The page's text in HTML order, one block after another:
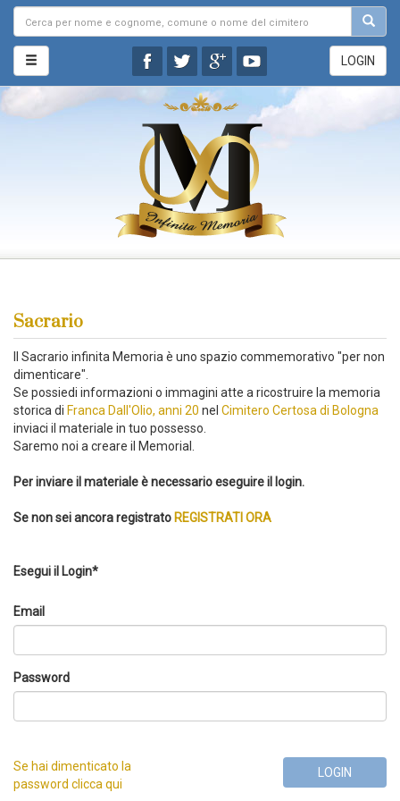
LOGIN
Sacrario
Il Sacrario infinita Memoria è uno spazio commemorativo "per non
dimenticare".
Se possiedi informazioni o immagini atte a ricostruire la memoria
storica di Franca Dall'Olio, anni 20 nel Cimitero Certosa di Bologna
inviaci il materiale in tuo possesso.
Saremo noi a creare il Memorial.
Per inviare il materiale è necessario eseguire il login.
Se non sei ancora registrato REGISTRATI ORA
Esegui il Login*
Email
Password
Se hai dimenticato la
password clicca qui
LOGIN